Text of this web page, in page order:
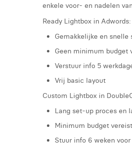
enkele voor- en nadelen
Ready Lightbox in Adwords:
Gemakkelijke en snelle
Geen minimum budget
Verstuur info 5
Vrij basic layout
Custom Lightbox in
Lang set-up proces en
Minimum budget
Stuur info 6 weken